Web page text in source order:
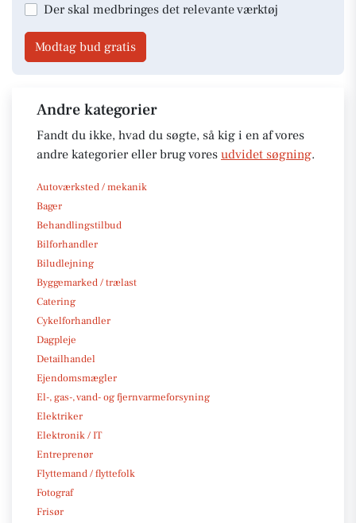
Der skal medbringes det relevante værktøj
Modtag bud gratis
Andre kategorier
Fandt du ikke, hvad du søgte, så kig i en af vores
andre kategorier eller brug vores udvidet søgning.
Autoværksted / mekanik
Bager
Behandlingstilbud
Bilforhandler
Biludlejning
Byggemarked / trælast
Catering
Cykelforhandler
Dagpleje
Detailhandel
Ejendomsmægler
El-, gas-, vand- og fjernvarmeforsyning
Elektriker
Elektronik / IT
Entreprenør
Flyttemand / flyttefolk
Fotograf
Frisør